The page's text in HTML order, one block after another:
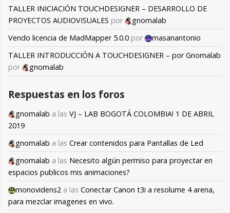
TALLER INICIACIÓN TOUCHDESIGNER – DESARROLLO DE
PROYECTOS AUDIOVISUALES por
gnomalab
Vendo licencia de MadMapper 5.0.0 por
masanantonio
TALLER INTRODUCCIÓN A TOUCHDESIGNER – por Gnomalab
por
gnomalab
Respuestas en los foros
gnomalab a las VJ – LAB BOGOTÁ COLOMBIA! 1 DE ABRIL
2019
gnomalab a las Crear contenidos para Pantallas de Led
gnomalab a las Necesito algún permiso para proyectar en
espacios publicos mis animaciones?
monovidens2 a las Conectar Canon t3i a resolume 4 arena,
para mezclar imagenes en vivo.